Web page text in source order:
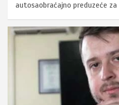
autosaobraćajno preduzeće